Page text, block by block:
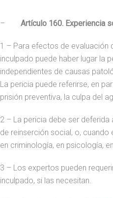
– Artículo 160. Experiencia
1 – Para efectos de evaluación
inculpado puede haber lugar la
independientes de causas
La pericia puede referirse, en
prisión preventiva, la culpa del
2 – La pericia debe ser
de reinserción social, o,
en criminología, en psicología,
3 – Los expertos pueden
inculpado, si las necesitan.